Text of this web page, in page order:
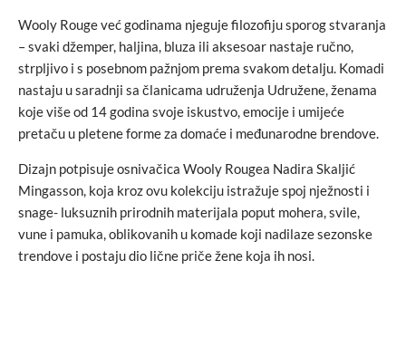
Wooly Rouge već godinama njeguje filozofiju sporog stvaranja
– svaki džemper, haljina, bluza ili aksesoar nastaje ručno,
strpljivo i s posebnom pažnjom prema svakom detalju. Komadi
nastaju u saradnji sa članicama udruženja Udružene, ženama
koje više od 14 godina svoje iskustvo, emocije i umijeće
pretaču u pletene forme za domaće i međunarodne brendove.
Dizajn potpisuje osnivačica Wooly Rougea Nadira Skaljić
Mingasson, koja kroz ovu kolekciju istražuje spoj nježnosti i
snage- luksuznih prirodnih materijala poput mohera, svile,
vune i pamuka, oblikovanih u komade koji nadilaze sezonske
trendove i postaju dio lične priče žene koja ih nosi.